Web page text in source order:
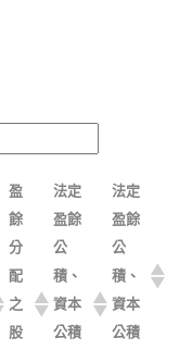
盈
餘
分
配
之
股
法定
盈餘
公
積、
資本
公積
法定
盈餘
公
積、
資本
公積